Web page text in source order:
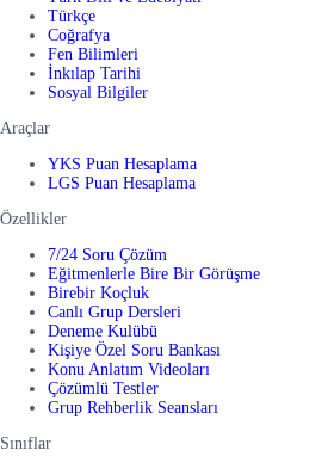
Türkçe
Coğrafya
Fen Bilimleri
İnkılap Tarihi
Sosyal Bilgiler
Araçlar
YKS Puan Hesaplama
LGS Puan Hesaplama
Özellikler
7/24 Soru Çözüm
Eğitmenlerle Bire Bir Görüşme
Birebir Koçluk
Canlı Grup Dersleri
Deneme Kulübü
Kişiye Özel Soru Bankası
Konu Anlatım Videoları
Çözümlü Testler
Grup Rehberlik Seansları
Sınıflar